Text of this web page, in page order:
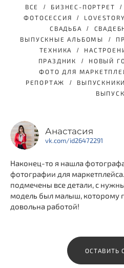
ВСЕ БИЗНЕС-ПОРТРЕТ
ФОТОСЕССИЯ
LOVESTORY
СВАДЬБА
ВЫПУСКНЫЕ АЛЬБОМЫ
ТЕХНИКА
ПРАЗДНИК
НОВЫЙ
ФОТО ДЛЯ
РЕПОРТАЖ
ВЫПУСКНИКИ
Анастасия
vk.com/id26472291
Наконец-то я нашла
фотографии для
подмечены все детали, с
модель был малыш, которому
довольна работой!
ОСТАВИТЬ